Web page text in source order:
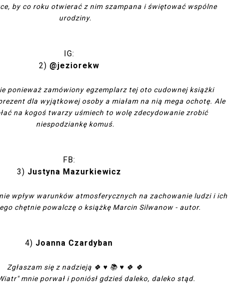
by co roku otwierać z nim szampana i świętować wspólne
urodziny.
IG:
2) @jeziorekw
ponieważ zamówiony egzemplarz tej oto cudownej książki
dla wyjątkowej osoby a miałam na nią mega ochotę. Ale
na kogoś twarzy uśmiech to wolę zdecydowanie zrobić
niespodziankę komuś.
FB:
3) Justyna Mazurkiewicz
wpływ warunków atmosferycznych na zachowanie ludzi i ich
chętnie powalczę o książkę Marcin Silwanow - autor.
4) Joanna Czardyban
Zgłaszam się z nadzieją 🍀 ♥️ 📚 ♥️ 🍀 🍀
mnie porwał i poniósł gdzieś daleko, daleko stąd.